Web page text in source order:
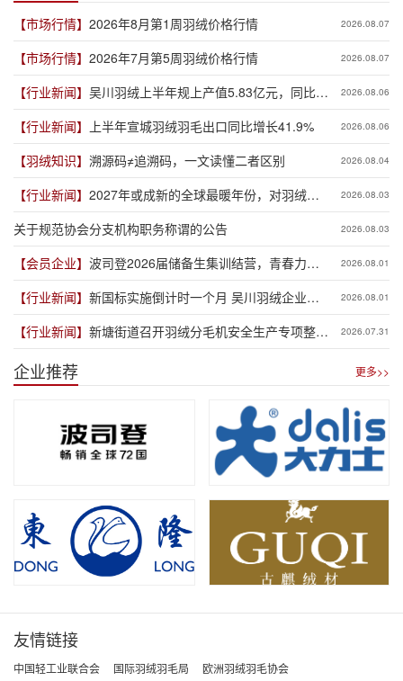
【市场行情】 2026年8月第1周羽绒价格行情 2026.08.07
【市场行情】 2026年7月第5周羽绒价格行情 2026.08.07
【行业新闻】 吴川羽绒上半年规上产值5.83亿元，同比增
长19.3%
2026.08.06
【行业新闻】 上半年宣城羽绒羽毛出口同比增长41.9% 2026.08.06
【羽绒知识】 溯源码≠追溯码，一文读懂二者区别 2026.08.04
【行业新闻】 2027年或成新的全球最暖年份，对羽绒产
业有何影响？
2026.08.03
关于规范协会分支机构职务称谓的公告 2026.08.03
【会员企业】 波司登2026届储备生集训结营，青春力量
赋能品牌新程
2026.08.01
【行业新闻】 新国标实施倒计时一个月 吴川羽绒企业集
体“抢跑”新规
2026.08.01
【行业新闻】 新塘街道召开羽绒分毛机安全生产专项整治
推进会
2026.07.31
企业推荐 更多>>
友情链接
中国轻工业联合会 国际羽绒羽毛局 欧洲羽绒羽毛协会